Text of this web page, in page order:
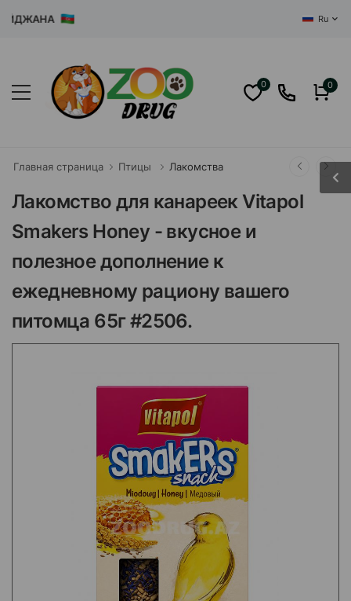
Ru
0 0
Главная страница Птицы Лакомства
Лакомство для канареек Vitapol
Smakers Honey - вкусное и
полезное дополнение к
ежедневному рациону вашего
питомца 65г #2506.